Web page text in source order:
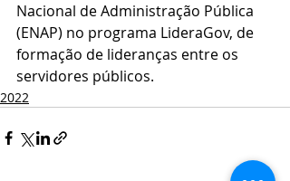
Nacional de Administração Pública
(ENAP) no programa LideraGov, de
formação de lideranças entre os
servidores públicos.
2022